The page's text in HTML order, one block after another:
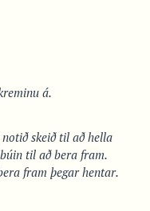
á.
skeið til að hella
til að bera fram.
fram þegar hentar.